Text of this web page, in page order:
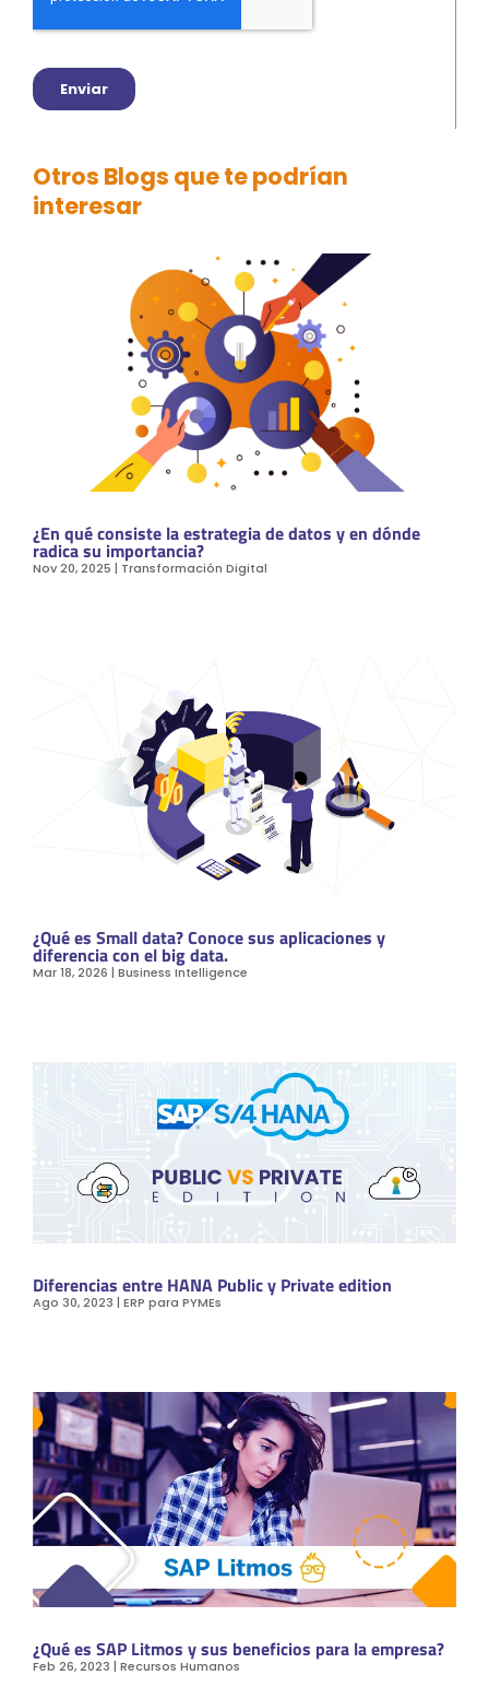
Otros Blogs que te podrían
interesar
¿En qué consiste la estrategia de datos y en dónde
radica su importancia?
Nov 20, 2025 | Transformación Digital
¿Qué es Small data? Conoce sus aplicaciones y
diferencia con el big data.
Mar 18, 2026 |Business Intelligence
Diferencias entre HANA Public y Private edition
Ago 30, 2023 |ERP para PYMEs
¿Qué es SAP Litmos y sus beneficios para la empresa?
Feb 26, 2023 |Recursos Humanos